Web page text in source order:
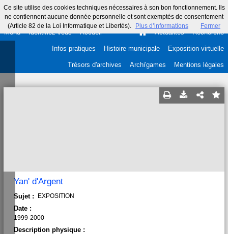
Ce site utilise des cookies techniques nécessaires à son bon fonctionnement. Ils
ne contiennent aucune donnée personnelle et sont exemptés de consentement
(Article 82 de la Loi Informatique et Libertés).
Plus d’informations Fermer
Menu Identifiez-vous Accueil Actualités Recherche
Infos pratiques Histoire municipale Exposition virtuelle
Trésors d'archives Archi'games Mentions légales
Yan' d'Argent
Sujet : EXPOSITION
Date :
1999-2000
Description physique :